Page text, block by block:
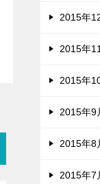
2015年
2015年
2015年
2015年9
2015年8
2015年7